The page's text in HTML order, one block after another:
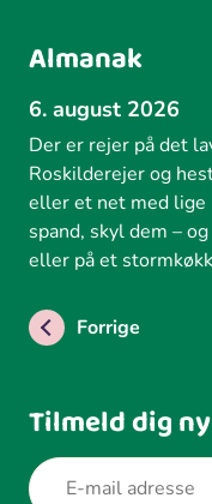
Almanak
6. august 2026
Der er rejer på det
Roskilderejer og
eller et net med lige
spand, skyl dem –
eller på et
Forrige
Tilmeld dig